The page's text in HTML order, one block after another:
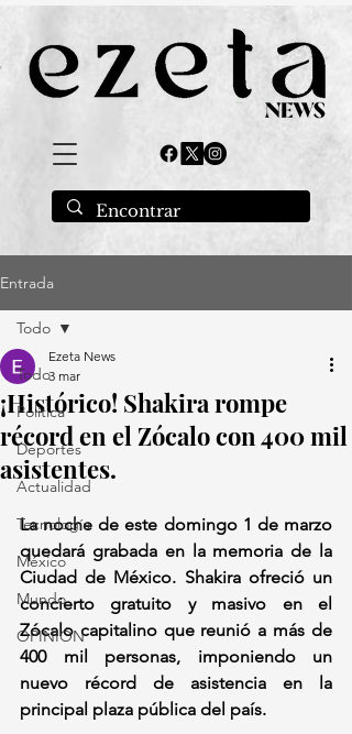
Entrada
Todo
Política
Deportes
Actualidad
Tecnología
México
Mundo
OPINIÓN
Todo
¡Histórico! Shakira rompe
récord en el Zócalo con 400 mil
asistentes.
Ezeta News
3 mar
La noche de este domingo 1 de marzo
quedará grabada en la memoria de la
Ciudad de México. Shakira ofreció un
concierto gratuito y masivo en el
Zócalo capitalino que reunió a más de
400 mil personas, imponiendo un
nuevo récord de asistencia en la
principal plaza pública del país.